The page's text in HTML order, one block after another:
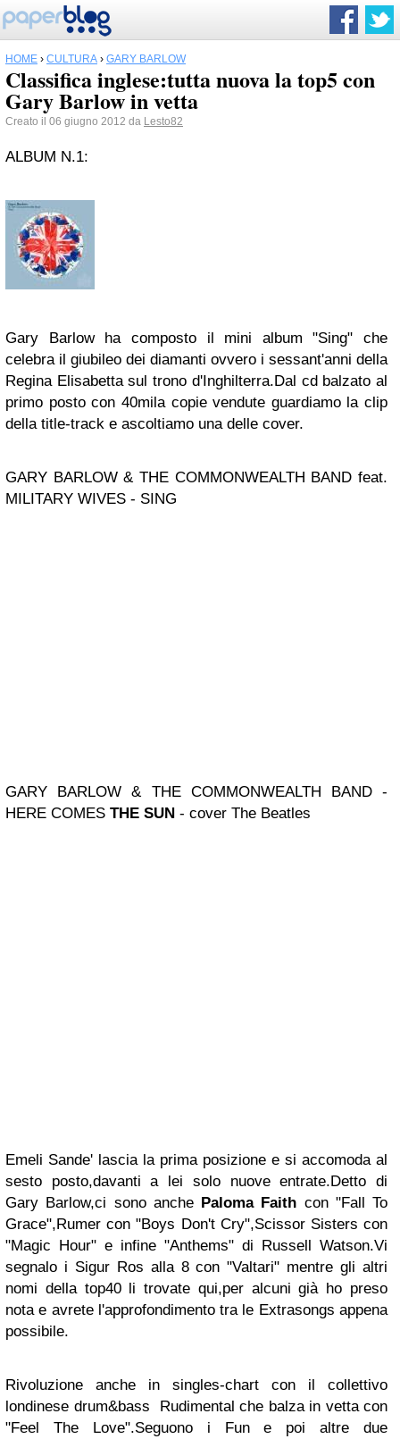
HOME › CULTURA › GARY BARLOW
Classifica inglese:tutta nuova la top5 con
Gary Barlow in vetta
Creato il 06 giugno 2012 da Lesto82
ALBUM N.1:
Gary Barlow ha composto il mini album "Sing" che
celebra il giubileo dei diamanti ovvero i sessant'anni della
Regina Elisabetta sul trono d'Inghilterra.Dal cd balzato al
primo posto con 40mila copie vendute guardiamo la clip
della title-track e ascoltiamo una delle cover.
GARY BARLOW & THE COMMONWEALTH BAND feat.
MILITARY WIVES - SING
GARY BARLOW & THE COMMONWEALTH BAND -
HERE COMES THE SUN - cover The Beatles
Emeli Sande' lascia la prima posizione e si accomoda al
sesto posto,davanti a lei solo nuove entrate.Detto di
Gary Barlow,ci sono anche Paloma Faith con "Fall To
Grace",Rumer con "Boys Don't Cry",Scissor Sisters con
"Magic Hour" e infine "Anthems" di Russell Watson.Vi
segnalo i Sigur Ros alla 8 con "Valtari" mentre gli altri
nomi della top40 li trovate qui,per alcuni già ho preso
nota e avrete l'approfondimento tra le Extrasongs appena
possibile.
Rivoluzione anche in singles-chart con il collettivo
londinese drum&bass Rudimental che balza in vetta con
"Feel The Love".Seguono i Fun e poi altre due